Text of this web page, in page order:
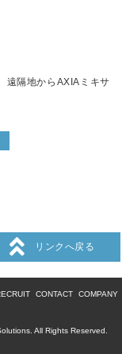
リンクへ戻る
遠隔地からAXIAミキサ
CONTACT COMPANY
All Rights Reserved.